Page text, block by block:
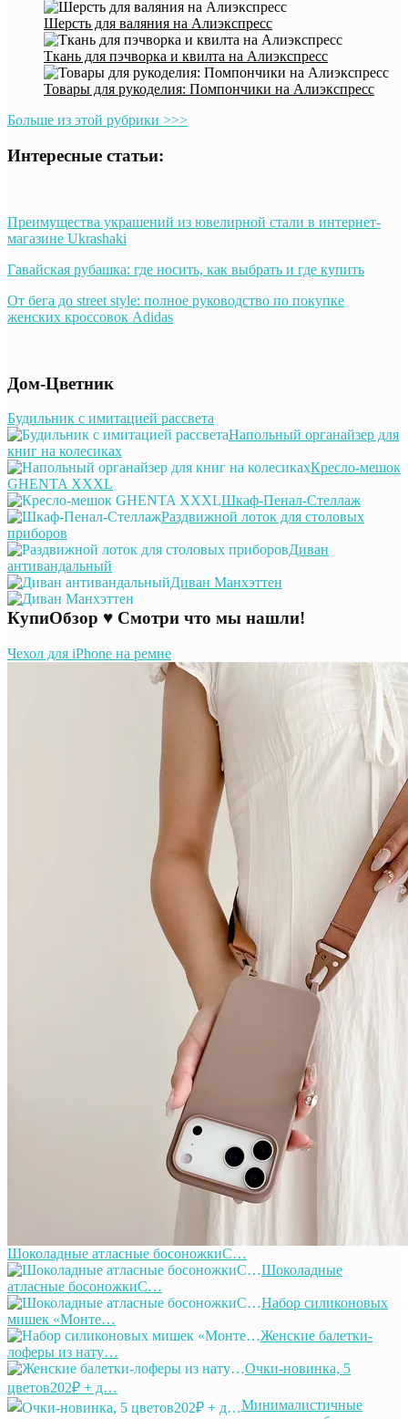
Шерсть для валяния на Алиэкспресс
Ткань для пэчворка и квилта на Алиэкспресс
Товары для рукоделия: Помпончики на Алиэкспресс
Больше из этой рубрики >>>
Интересные статьи:
Преимущества украшений из ювелирной стали в интернет-
магазине Ukrashaki
Гавайская рубашка: где носить, как выбрать и где купить
От бега до street style: полное руководство по покупке
женских кроссовок Adidas
Дом-Цветник
Будильник с имитацией рассвета
Напольный органайзер для
книг на колесиках
Кресло-мешок
GHENTA XXXL
Шкаф-Пенал-Стеллаж
Раздвижной лоток для столовых
приборов
Диван
антивандальный
Диван Манхэттен
КупиОбзор ♥ Смотри что мы нашли!
Чехол для iPhone на ремне
Шоколадные атласные босоножкиС…
Шоколадные
атласные босоножкиС…
Набор силиконовых
мишек «Монте…
Женские балетки-
лоферы из нату…
Очки-новинка, 5
цветов202₽ + д…
Минималистичные